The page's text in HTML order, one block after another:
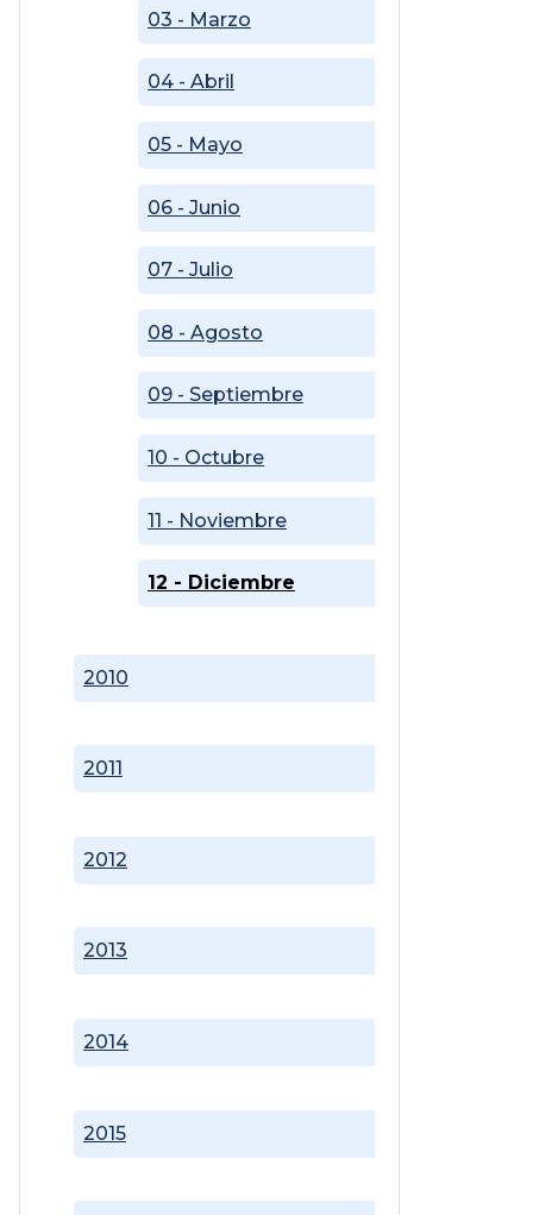
03 - Marzo
04 - Abril
05 - Mayo
06 - Junio
07 - Julio
08 - Agosto
09 - Septiembre
10 - Octubre
11 - Noviembre
12 - Diciembre
2010
2011
2012
2013
2014
2015